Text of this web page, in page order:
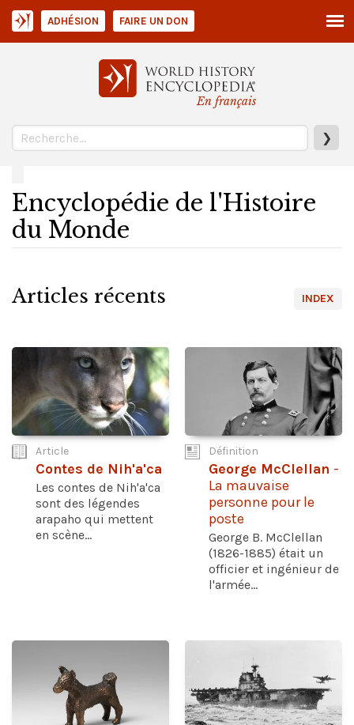
En français
❯
ADHÉSION FAIRE UN DON
Encyclopédie de l'Histoire
du Monde
INDEX
Articles récents
Article
Contes de Nih'a'ca
Les contes de Nih'a'ca
sont des légendes
arapaho qui mettent
en scène...
Définition
George McClellan -
La mauvaise
personne pour le
poste
George B. McClellan
(1826-1885) était un
officier et ingénieur de
l'armée...